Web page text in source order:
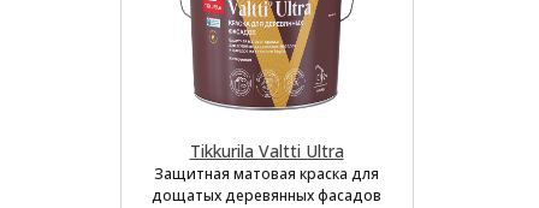
Tikkurila Valtti Ultra
Защитная матовая краска для
дощатых деревянных фасадов